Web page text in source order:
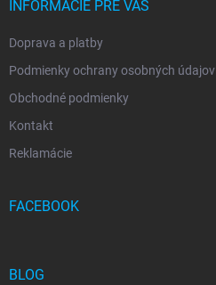
INFORMÁCIE PRE VÁS
Doprava a platby
Podmienky ochrany osobných údajov
Obchodné podmienky
Kontakt
Reklamácie
FACEBOOK
BLOG